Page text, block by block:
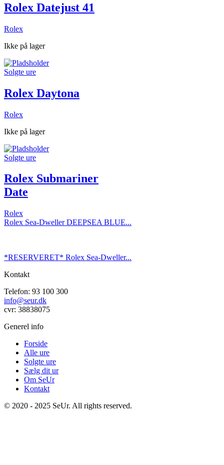
Rolex Datejust 41
Rolex
Ikke på lager
Solgte ure
Rolex Daytona
Rolex
Ikke på lager
Solgte ure
Rolex Submariner
Date
Rolex
Rolex Sea-Dweller DEEPSEA BLUE...
*RESERVERET* Rolex Sea-Dweller...
Kontakt
Telefon: 93 100 300
info@seur.dk
cvr: 38838075
Generel info
Forside
Alle ure
Solgte ure
Sælg dit ur
Om SeUr
Kontakt
© 2020 - 2025 SeUr. All rights reserved.